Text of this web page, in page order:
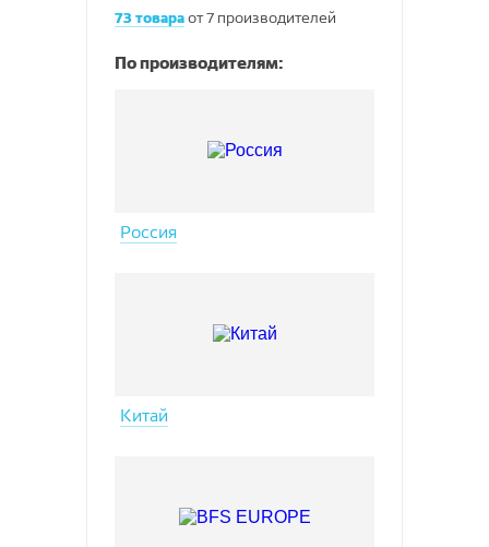
73товараот7 производителей
По производителям:
Россия
Китай